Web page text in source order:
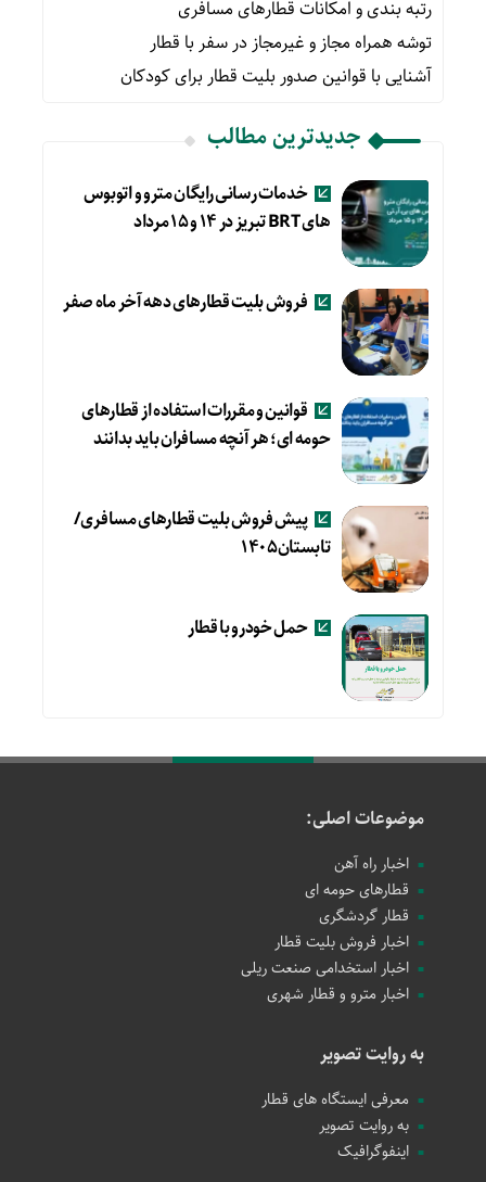
رتبه بندی و امکانات قطارهای مسافری
توشه همراه مجاز و غیرمجاز در سفر با قطار
آشنایی با قوانین صدور بلیت قطار برای کودکان
جدیدترین مطالب
خدمات رسانی رایگان مترو و اتوبوس
های BRT تبریز در ۱۴ و ۱۵ مرداد
فروش بلیت قطارهای دهه آخر ماه صفر
قوانین و مقررات استفاده از قطارهای
حومه ای؛ هر آنچه مسافران باید بدانند
پیش فروش بلیت قطارهای مسافری/
تابستان۱۴۰۵
حمل خودرو با قطار
موضوعات اصلی:
اخبار راه آهن
قطارهای حومه ای
قطار گردشگری
اخبار فروش بلیت قطار
اخبار استخدامی صنعت ریلی
اخبار مترو و قطار شهری
به روایت تصویر
معرفی ایستگاه های قطار
به روایت تصویر
اینفوگرافیک